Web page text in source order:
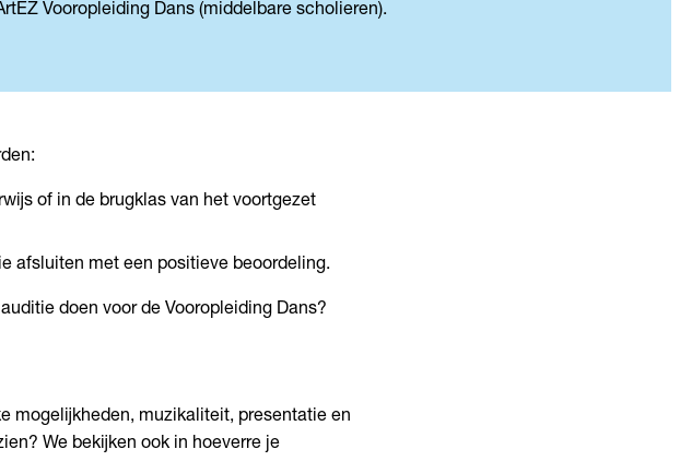
Vooropleiding Dans (middelbare scholieren).
of in de brugklas van het voortgezet
afsluiten met een positieve beoordeling.
doen voor de Vooropleiding Dans?
mogelijkheden, muzikaliteit, presentatie en
We bekijken ook in hoeverre je